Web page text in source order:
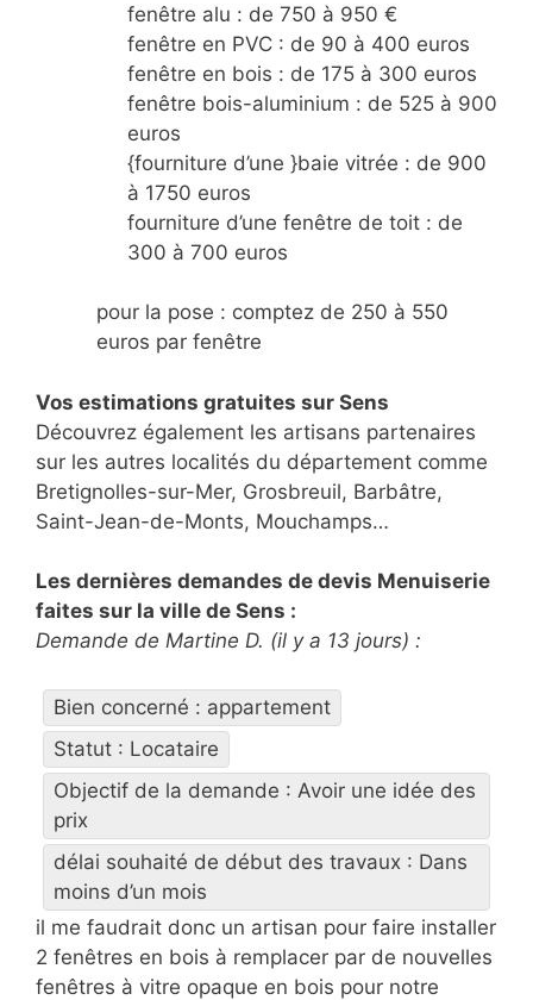
fenêtre alu : de 750 à 950 €
fenêtre en PVC : de 90 à 400 euros
fenêtre en bois : de 175 à 300 euros
fenêtre bois-aluminium : de 525 à 900
euros
{fourniture d’une }baie vitrée : de 900
à 1750 euros
fourniture d’une fenêtre de toit : de
300 à 700 euros
pour la pose : comptez de 250 à 550
euros par fenêtre
Vos estimations gratuites sur Sens
Découvrez également les artisans partenaires
sur les autres localités du département comme
Bretignolles-sur-Mer, Grosbreuil, Barbâtre,
Saint-Jean-de-Monts, Mouchamps…
Les dernières demandes de devis Menuiserie
faites sur la ville de Sens :
Demande de Martine D. (il y a 13 jours) :
Bien concerné : appartement
Statut : Locataire
Objectif de la demande : Avoir une idée des
prix
délai souhaité de début des travaux : Dans
moins d’un mois
il me faudrait donc un artisan pour faire installer
2 fenêtres en bois à remplacer par de nouvelles
fenêtres à vitre opaque en bois pour notre